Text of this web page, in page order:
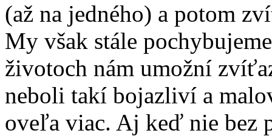
(až na jedného) a potom
My však stále
životoch nám umožní
neboli takí bojazliví a
oveľa viac. Aj keď nie bez